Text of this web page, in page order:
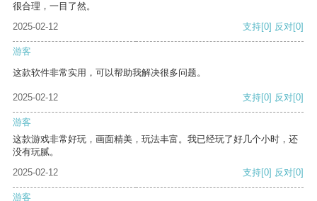
很合理，一目了然。
2025-02-12
支持[0] 反对[0]
游客
这款软件非常实用，可以帮助我解决很多问题。
2025-02-12 支持[0] 反对[0]
游客
这款游戏非常好玩，画面精美，玩法丰富。我已经玩了好几个小时，还
没有玩腻。
2025-02-12
支持[0] 反对[0]
游客